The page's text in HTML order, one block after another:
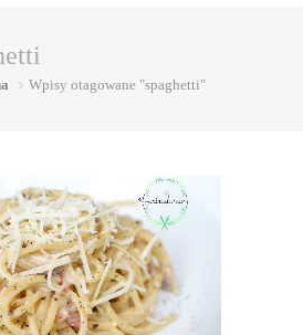
Wpisy otagowane "spaghetti"